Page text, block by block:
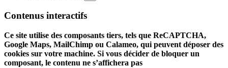
Contenus interactifs
Ce site utilise des composants tiers, tels que ReCAPTCHA,
Google Maps, MailChimp ou Calameo, qui peuvent déposer des
cookies sur votre machine. Si vous décider de bloquer un
composant, le contenu ne s’affichera pas